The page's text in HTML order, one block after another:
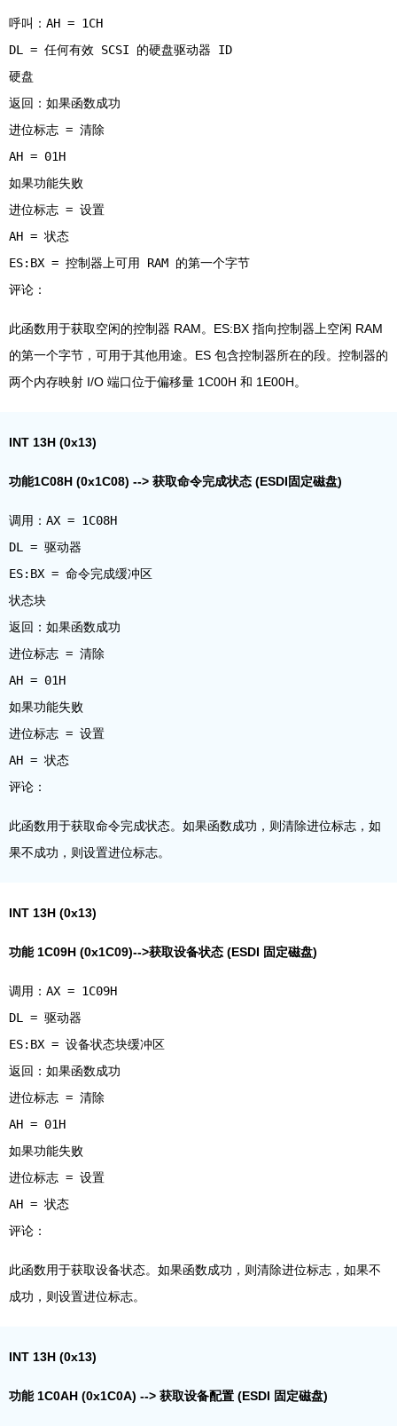
呼叫：AH = 1CH
DL = 任何有效 SCSI 的硬盘驱动器 ID
硬盘
返回：如果函数成功
进位标志 = 清除
AH = 01H
如果功能失败
进位标志 = 设置
AH = 状态
ES:BX = 控制器上可用 RAM 的第一个字节
此函数用于获取空闲的控制器 RAM。ES:BX 指向控制器上空闲 RAM
的第一个字节，可用于其他用途。ES 包含控制器所在的段。控制器的
两个内存映射 I/O 端口位于偏移量 1C00H 和 1E00H。
INT 13H (0x13)
功能1C08H (0x1C08) --> 获取命令完成状态 (ESDI固定磁盘)
调用：AX = 1C08H
DL = 驱动器
ES:BX = 命令完成缓冲区
状态块
返回：如果函数成功
进位标志 = 清除
AH = 01H
如果功能失败
进位标志 = 设置
AH = 状态
此函数用于获取命令完成状态。如果函数成功，则清除进位标志，如
果不成功，则设置进位标志。
INT 13H (0x13)
功能 1C09H (0x1C09)-->获取设备状态 (ESDI 固定磁盘)
调用：AX = 1C09H
DL = 驱动器
ES:BX = 设备状态块缓冲区
返回：如果函数成功
进位标志 = 清除
AH = 01H
如果功能失败
进位标志 = 设置
AH = 状态
此函数用于获取设备状态。如果函数成功，则清除进位标志，如果不
成功，则设置进位标志。
INT 13H (0x13)
功能 1C0AH (0x1C0A) --> 获取设备配置 (ESDI 固定磁盘)